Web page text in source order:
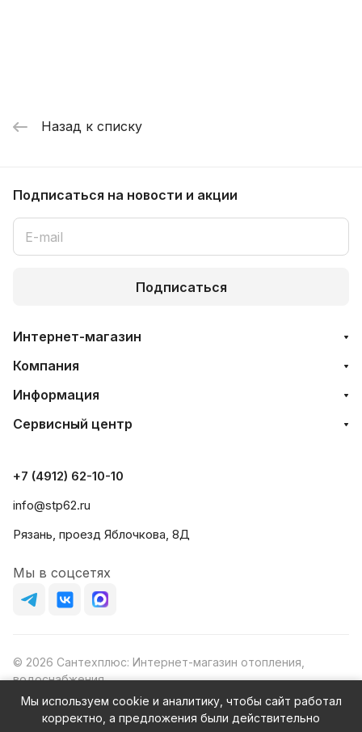
Назад к списку
Подписаться на новости и акции
Подписаться
Интернет-магазин
Компания
Информация
Сервисный центр
+7 (4912) 62-10-10
info@stp62.ru
Рязань, проезд Яблочкова, 8Д
Мы в соцсетях
© 2026 Сантехплюс: Интернет-магазин отопления,
водоснабжения
Юридический адрес: 390023, г. Рязань, проезд Яблочкова,
Мы используем cookie и аналитику, чтобы сайт работал
корректно, а предложения были действительно